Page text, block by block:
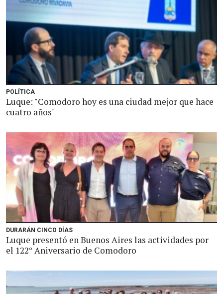
POLÍTICA
Luque: "Comodoro hoy es una ciudad mejor que hace
cuatro años"
DURARÁN CINCO DÍAS
Luque presentó en Buenos Aires las actividades por
el 122° Aniversario de Comodoro